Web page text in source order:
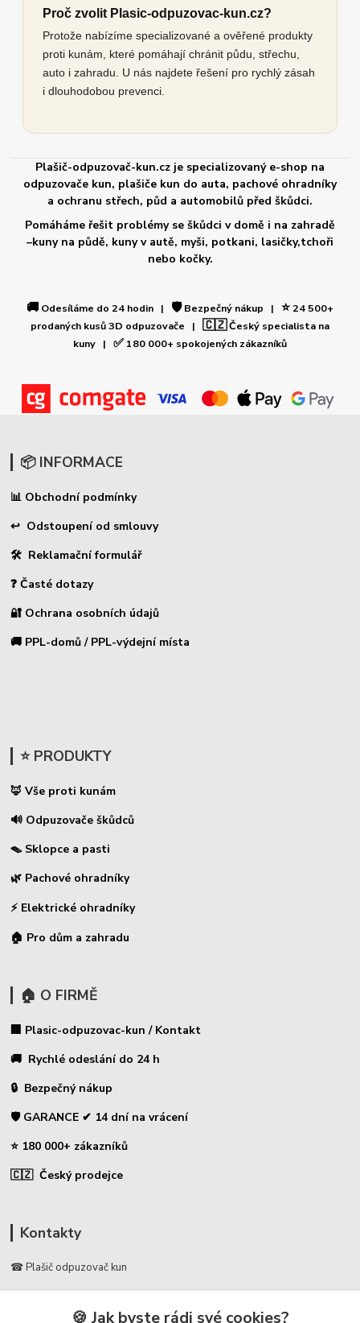
Proč zvolit Plasic-odpuzovac-kun.cz?
Protože nabízíme specializované a ověřené produkty
proti kunám, které pomáhají chránit půdu, střechu,
auto i zahradu. U nás najdete řešení pro rychlý zásah
i dlouhodobou prevenci.
Plašič-odpuzovač-kun.cz je specializovaný e-shop na
odpuzovače kun, plašiče kun do auta, pachové ohradníky
a ochranu střech, půd a automobilů před škůdci.
Pomáháme řešit problémy se škůdci v domě i na zahradě
–kuny na půdě, kuny v autě, myši, potkani, lasičky,tchoři
nebo kočky.
🚚 Odesíláme do 24 hodin | 🛡️Bezpečný nákup | ⭐24 500+
prodaných kusů 3D odpuzovače | 🇨🇿Český specialista na
kuny | ✅ 180 000+ spokojených zákazníků
📦 INFORMACE
📊 Obchodní podmínky
↩ Odstoupení od smlouvy
🛠 Reklamační formulář
❓ Časté dotazy
🔐 Ochrana osobních údajů
🚚 PPL-domů / PPL-výdejní místa
⭐ PRODUKTY
🦊 Vše proti kunám
🔊 Odpuzovače škůdců
🪤 Sklopce a pasti
🌿 Pachové ohradníky
⚡ Elektrické ohradníky
🏠 Pro dům a zahradu
🏠 O FIRMĚ
🏢 Plasic-odpuzovac-kun / Kontakt
🚚 Rychlé odeslání do 24 h
🔒 Bezpečný nákup
🛡️ GARANCE ✔ 14 dní na vrácení
⭐ 180 000+ zákazníků
🇨🇿 Český prodejce
Kontakty
☎ Plašič odpuzovač kun
🍪 Jak byste rádi své cookies?